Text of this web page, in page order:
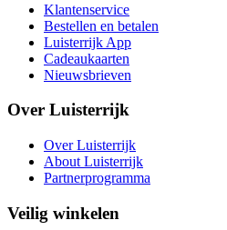
Klantenservice
Bestellen en betalen
Luisterrijk App
Cadeaukaarten
Nieuwsbrieven
Over Luisterrijk
Over Luisterrijk
About Luisterrijk
Partnerprogramma
Veilig winkelen